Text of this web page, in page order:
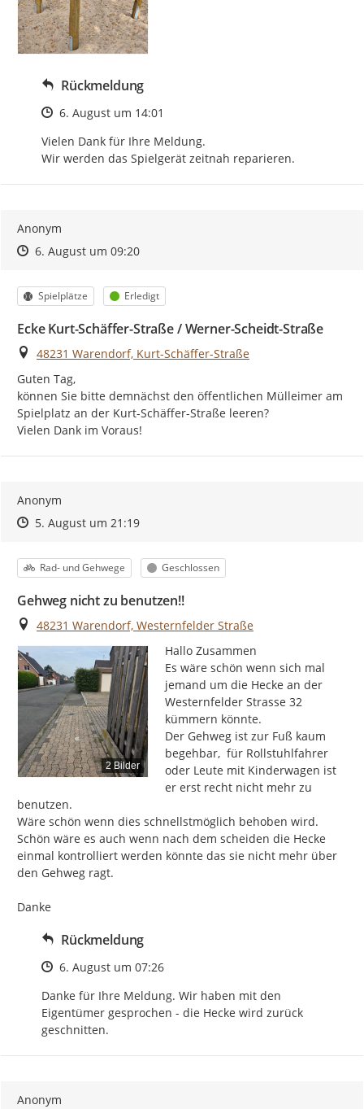
Rückmeldung
Zeitpunkt des Erstellens
6. August um 14:01
Vielen Dank für Ihre Meldung.
Wir werden das Spielgerät zeitnah reparieren.
Anonym
Zeitpunkt des Erstellens
Zeitpunkt des Erstellens
6. August um 09:20Zur Äußerung
Kategorie
Spielplätze Status
Erledigt
Ecke Kurt-Schäffer-Straße / Werner-Scheidt-Straße
Ort
48231 Warendorf, Kurt-Schäffer-Straße
Guten Tag,
können Sie bitte demnächst den öffentlichen Mülleimer am
Spielplatz an der Kurt-Schäffer-Straße leeren?
Vielen Dank im Voraus!
Anonym
Zeitpunkt des Erstellens
Zeitpunkt des Erstellens
5. August um 21:19Zur Äußerung
Kategorie
Rad- und Gehwege Status
Geschlossen
Gehweg nicht zu benutzen!!
Ort
48231 Warendorf, Westernfelder Straße
2 Bilder
Hallo Zusammen
Es wäre schön wenn sich mal
jemand um die Hecke an der
Westernfelder Strasse 32
kümmern könnte.
Der Gehweg ist zur Fuß kaum
begehbar,  für Rollstuhlfahrer
oder Leute mit Kinderwagen ist
er erst recht nicht mehr zu
benutzen.
Wäre schön wenn dies schnellstmöglich behoben wird.
Schön wäre es auch wenn nach dem scheiden die Hecke
einmal kontrolliert werden könnte das sie nicht mehr über
den Gehweg ragt.
Danke
Rückmeldung
Zeitpunkt des Erstellens
6. August um 07:26
Danke für Ihre Meldung. Wir haben mit den
Eigentümer gesprochen - die Hecke wird zurück
geschnitten.
Anonym